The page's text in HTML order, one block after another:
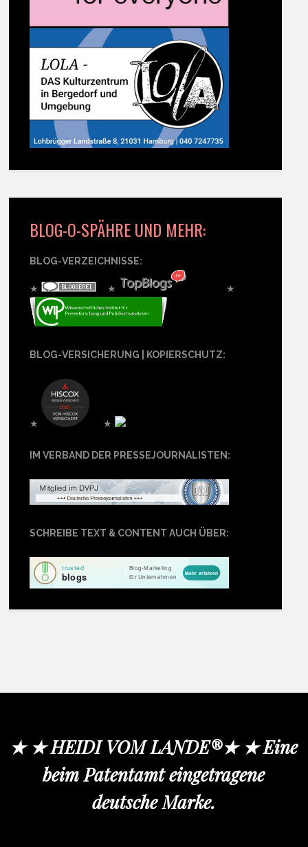
BLOG-O-SPÄHRE UND MEHR:
BLOG-VERZEICHNISSE:
★ ★ ★
BLOG-VERSICHERUNG | KOPIERSCHUTZ:
★ ★
IM VERBAND DER PRESSEJOURNALISTEN:
SCHREIBE TEXT & CONTENT AUCH ÜBER:
★ ★ HEIDI VOM LANDE®★ ★ Eine
beim Patentamt eingetragene
deutsche Marke.